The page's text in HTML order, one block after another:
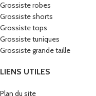
Grossiste robes
Grossiste shorts
Grossiste tops
Grossiste tuniques
Grossiste grande taille
LIENS UTILES
Plan du site